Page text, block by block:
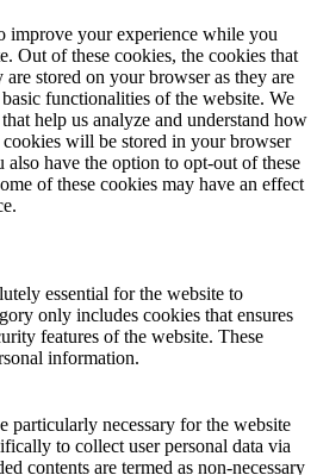
improve your experience while you
Out of these cookies, the cookies that
are stored on your browser as they are
functionalities of the website. We
help us analyze and understand how
will be stored in your browser
have the option to opt-out of these
of these cookies may have an effect
essential for the website to
only includes cookies that ensures
features of the website. These
information.
particularly necessary for the website
to collect user personal data via
contents are termed as non-necessary